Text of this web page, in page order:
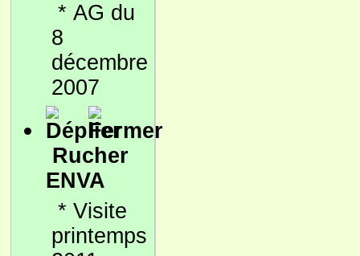
* AG du
8
décembre
2007
Rucher
ENVA
* Visite
printemps